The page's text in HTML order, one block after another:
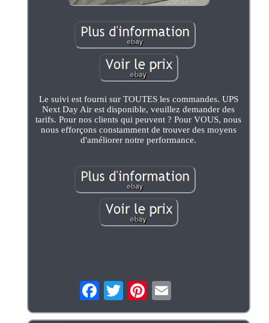
Le suivi est fourni sur TOUTES les commandes. UPS
Next Day Air est disponible, veuillez demander des
tarifs. Pour nos clients qui peuvent ? Pour VOUS, nous
nous efforçons constamment de trouver des moyens
d'améliorer notre performance.